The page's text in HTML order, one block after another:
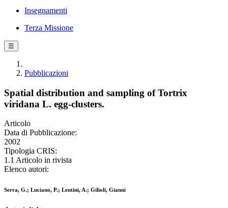
Insegnamenti
Terza Missione
☰
Pubblicazioni
Spatial distribution and sampling of Tortrix
viridana L. egg-clusters.
Articolo
Data di Pubblicazione:
2002
Tipologia CRIS:
1.1 Articolo in rivista
Elenco autori:
Serra, G.; Luciano, P.; Lentini, A.; Gilioli, Gianni